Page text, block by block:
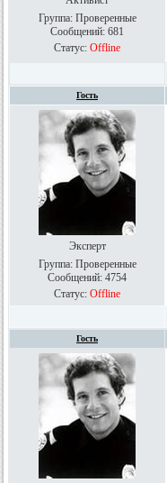
Группа: Проверенные
Сообщений: 681
Статус: Offline
Гость
Эксперт
Группа: Проверенные
Сообщений: 4754
Статус: Offline
Гость